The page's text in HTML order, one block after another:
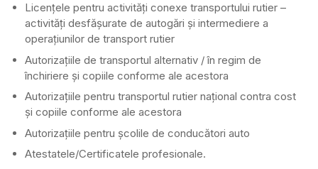
Licențele pentru activități conexe transportului rutier –
activități desfășurate de autogări și intermediere a
operațiunilor de transport rutier
Autorizațiile de transportul alternativ / în regim de
închiriere și copiile conforme ale acestora
Autorizațiile pentru transportul rutier național contra cost
și copiile conforme ale acestora
Autorizațiile pentru școlile de conducători auto
Atestatele/Certificatele profesionale.